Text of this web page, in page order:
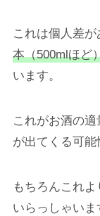
これは個人差が
本（500mlほど
います。
これがお酒の
が出てくる可能
もちろんこれ
いらっしゃいま